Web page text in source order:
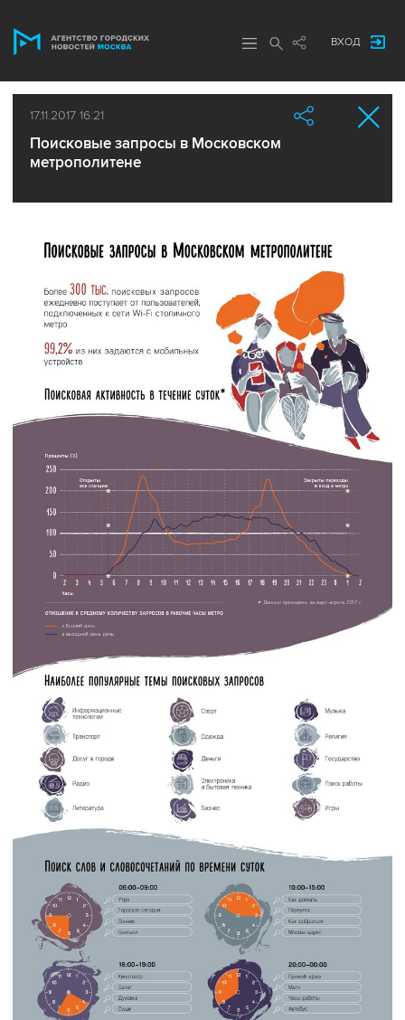
ВХОД
17.11.2017 16:21
Поисковые запросы в Московском
метрополитене